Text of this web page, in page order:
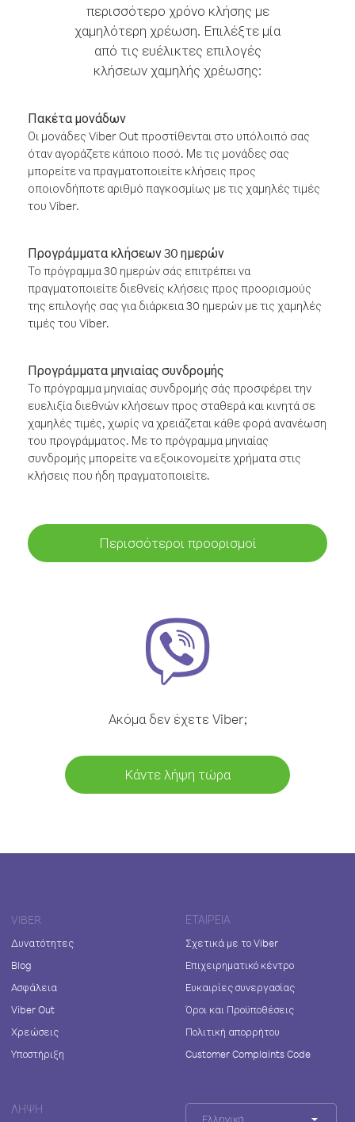
περισσότερο χρόνο κλήσης με
χαμηλότερη χρέωση. Επιλέξτε μία
από τις ευέλικτες επιλογές
κλήσεων χαμηλής χρέωσης:
Πακέτα μονάδων
Οι μονάδες Viber Out προστίθενται στο υπόλοιπό σας
όταν αγοράζετε κάποιο ποσό. Με τις μονάδες σας
μπορείτε να πραγματοποιείτε κλήσεις προς
οποιονδήποτε αριθμό παγκοσμίως με τις χαμηλές τιμές
του Viber.
Προγράμματα κλήσεων 30 ημερών
Το πρόγραμμα 30 ημερών σάς επιτρέπει να
πραγματοποιείτε διεθνείς κλήσεις προς προορισμούς
της επιλογής σας για διάρκεια 30 ημερών με τις χαμηλές
τιμές του Viber.
Προγράμματα μηνιαίας συνδρομής
Το πρόγραμμα μηνιαίας συνδρομής σάς προσφέρει την
ευελιξία διεθνών κλήσεων προς σταθερά και κινητά σε
χαμηλές τιμές, χωρίς να χρειάζεται κάθε φορά ανανέωση
του προγράμματος. Με το πρόγραμμα μηνιαίας
συνδρομής μπορείτε να εξοικονομείτε χρήματα στις
κλήσεις που ήδη πραγματοποιείτε.
Περισσότεροι προορισμοί
Ακόμα δεν έχετε Viber;
Κάντε λήψη τώρα
VIBER
Δυνατότητες
Blog
Ασφάλεια
Viber Out
Χρεώσεις
Υποστήριξη
ΕΤΑΙΡΕΊΑ
Σχετικά με το Viber
Επιχειρηματικό κέντρο
Ευκαιρίες συνεργασίας
Όροι και Προϋποθέσεις
Πολιτική απορρήτου
Customer Complaints Code
ΛΉΨΗ
Ελληνικά